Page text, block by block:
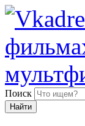
Поиск
Найти